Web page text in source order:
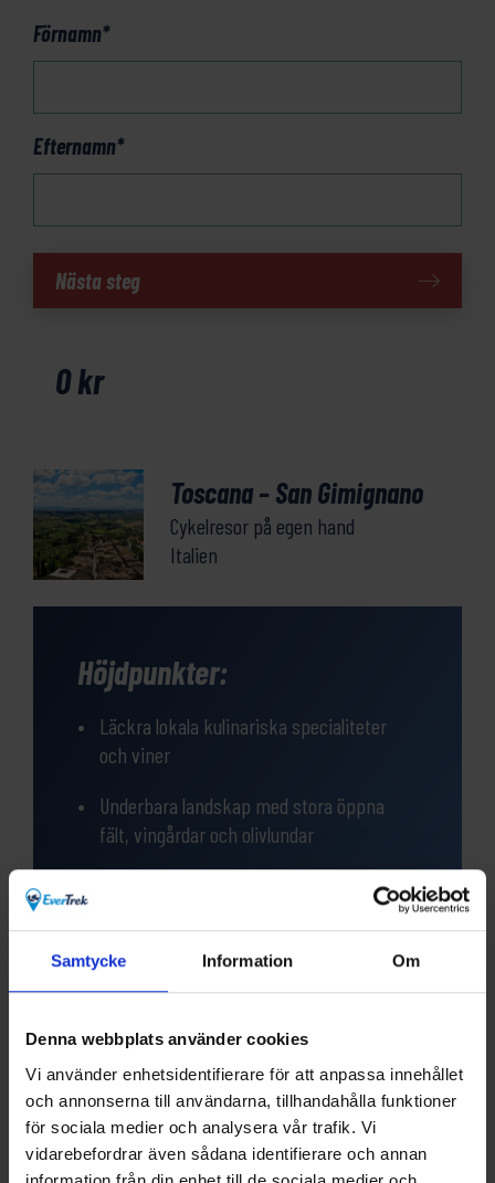
Samtycke Information Om
Denna webbplats använder cookies
Vi använder enhetsidentifierare för att anpassa innehållet
och annonserna till användarna, tillhandahålla funktioner
för sociala medier och analysera vår trafik. Vi
vidarebefordrar även sådana identifierare och annan
Förnamn*
Efternamn*
Toscana
mängd
Nästa steg
0kr
Toscana – San Gimignano
Cykelresor på egen hand
Italien
Höjdpunkter:
Läckra lokala kulinariska specialiteter
och viner
Underbara landskap med stora öppna
fält, vingårdar och olivlundar
Toscanas juvel som finns på Unescos
Volterra med sin rika Etruska bakgrund,
Priori